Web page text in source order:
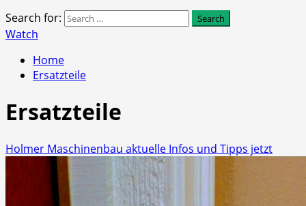
Search for:
Watch
Home
Ersatzteile
Ersatzteile
Holmer Maschinenbau aktuelle Infos und Tipps jetzt